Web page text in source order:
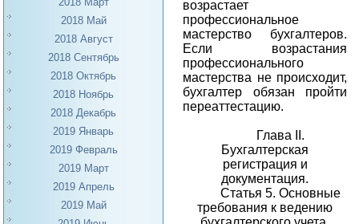
2018 Май
2018 Август
2018 Сентябрь
2018 Октябрь
2018 Ноябрь
2018 Декабрь
2019 Январь
2019 Февраль
2019 Март
2019 Апрель
2019 Май
возрастает
профессиональное
мастерство бухгалтеров.
Если возрастания
профессионального
мастерства не происходит,
бухгалтер обязан пройти
переаттестацию.
Глава II.
Бухгалтерская
регистрация и
документация.
Статья 5. Основные
требования к ведению